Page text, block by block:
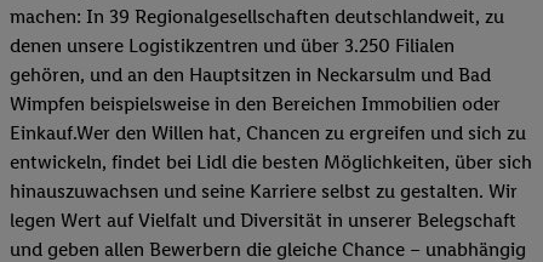
machen: In 39 Regionalgesellschaften deutschlandweit, zu
denen unsere Logistikzentren und über 3.250 Filialen
gehören, und an den Hauptsitzen in Neckarsulm und Bad
Wimpfen beispielsweise in den Bereichen Immobilien oder
Einkauf.Wer den Willen hat, Chancen zu ergreifen und sich zu
entwickeln, findet bei Lidl die besten Möglichkeiten, über sich
hinauszuwachsen und seine Karriere selbst zu gestalten. Wir
legen Wert auf Vielfalt und Diversität in unserer Belegschaft
und geben allen Bewerbern die gleiche Chance – unabhängig